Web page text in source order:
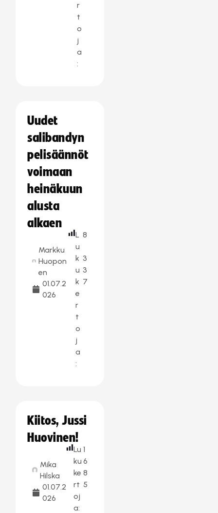
r
t
o
j
a
:
Uudet
salibandyn
pelisäännöt
voimaan
heinäkuun
alusta
alkaen
Markku
Huopon
en
01.07.2
026
L
u
k
u
k
e
r
t
o
j
a
:
8
3
3
7
Kiitos, Jussi
Huovinen!
Mika
Hilska
01.07.2
026
Lu
ku
ke
rt
oj
a:
1
6
8
5